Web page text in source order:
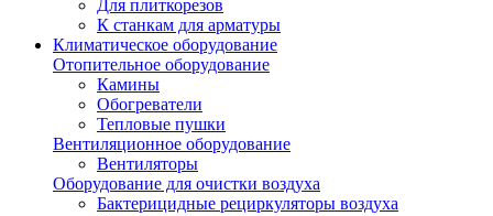
Для плиткорезов
К станкам для арматуры
Климатическое оборудование
Отопительное оборудование
Камины
Обогреватели
Тепловые пушки
Вентиляционное оборудование
Вентиляторы
Оборудование для очистки воздуха
Бактерицидные рециркуляторы воздуха